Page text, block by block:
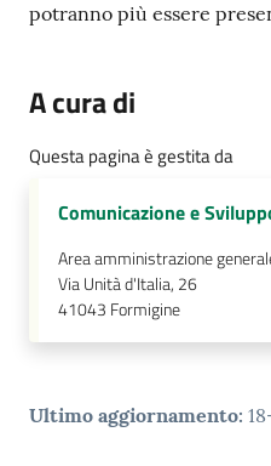
potranno più essere
A cura di
Questa pagina è gestita da
Comunicazione e
Area amministrazione
Via Unità d'Italia, 26
41043 Formigine
Ultimo aggiornamento: